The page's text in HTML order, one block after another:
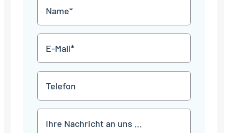
JJJJ
Mail
*